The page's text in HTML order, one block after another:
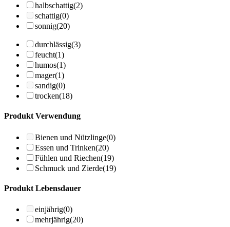
halbschattig(2)
schattig(0)
sonnig(20)
durchlässig(3)
feucht(1)
humos(1)
mager(1)
sandig(0)
trocken(18)
Produkt Verwendung
Bienen und Nützlinge(0)
Essen und Trinken(20)
Fühlen und Riechen(19)
Schmuck und Zierde(19)
Produkt Lebensdauer
einjährig(0)
mehrjährig(20)